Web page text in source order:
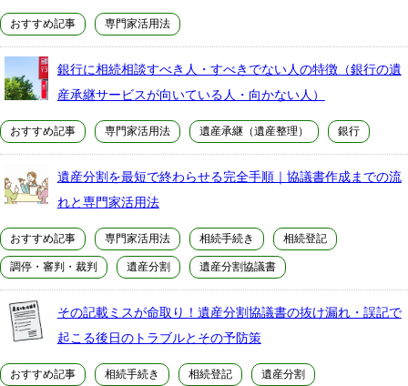
おすすめ記事 専門家活用法
銀行に相続相談すべき人・すべきでない人の特徴（銀行の遺
産承継サービスが向いている人・向かない人）
おすすめ記事 専門家活用法 遺産承継（遺産整理） 銀行
遺産分割を最短で終わらせる完全手順｜協議書作成までの流
れと専門家活用法
おすすめ記事 専門家活用法 相続手続き 相続登記
調停・審判・裁判 遺産分割 遺産分割協議書
その記載ミスが命取り！遺産分割協議書の抜け漏れ・誤記で
起こる後日のトラブルとその予防策
おすすめ記事 相続手続き 相続登記 遺産分割